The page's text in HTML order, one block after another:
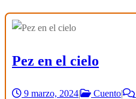
Pez en el cielo
9 marzo, 2024| Cuento|